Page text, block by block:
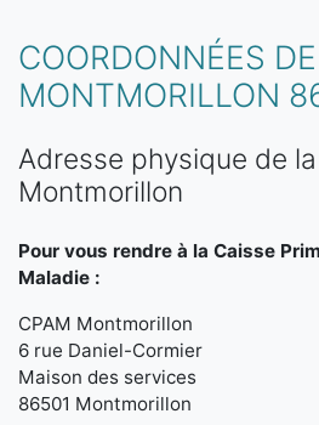
COORDONNÉES
MONTMORILLON
Adresse physique de
Montmorillon
Pour vous rendre à la Caisse
Maladie :
CPAM Montmorillon
6 rue Daniel-Cormier
Maison des services
86501 Montmorillon